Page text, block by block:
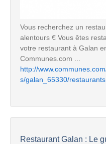
Vous recherchez un
alentours € Vous êtes
votre restaurant à Galan
Communes.com ...
http://
s/galan_65330/
Restaurant Galan : Le